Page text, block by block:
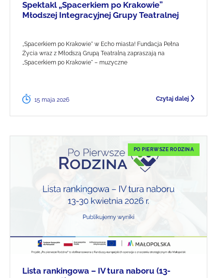
Spektakl „Spacerkiem po Krakowie”
Młodszej Integracyjnej Grupy Teatralnej
„Spacerkiem po Krakowie" w Echo miasta! Fundacja Pełna
Życia wraz z Młodszą Grupą Teatralną zapraszają na
„Spacerkiem po Krakowie" – muzyczne
15 maja 2026 Czytaj dalej
PO PIERWSZE RODZINA
Lista rankingowa – IV tura naboru (13-